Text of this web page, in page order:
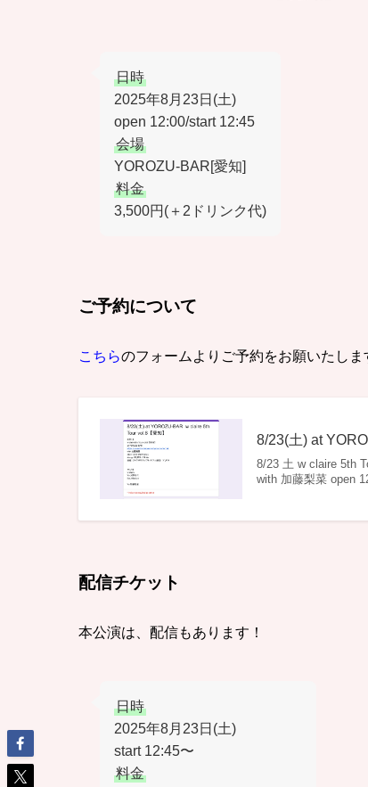
日時
2025年8月23日(土)
open 12:00/start 12:45
会場
YOROZU-BAR[愛知]
料金
3,500円(＋2ドリンク代)
ご予約について
こちらのフォームよりご予約をお願いたしま
8/23(土) at
8/23 土 w claire 5th
with 加藤梨菜 open
配信チケット
本公演は、配信もあります！
日時
2025年8月23日(土)
start 12:45〜
料金